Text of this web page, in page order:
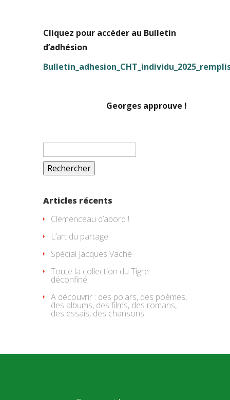
Cliquez pour accéder au Bulletin
d’adhésion
Georges approuve !
Rechercher :
Articles récents
Clemenceau d’abord !
L’art du partage
Spécial Jacques Vaché
Toute la collection du Tigre
déconfiné
A découvrir : des polars, des poèmes,
des albums, des films, des romans,
des essais, des chansons…